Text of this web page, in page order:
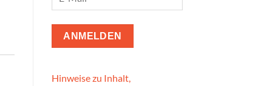
Hinweise zu Inhalt,